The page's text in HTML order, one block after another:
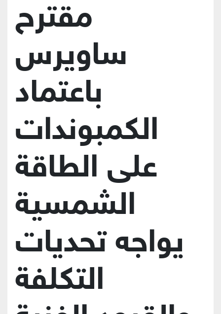
مقترح
ساويرس
باعتماد
الكمبوندات
على الطاقة
الشمسية
يواجه تحديات
التكلفة